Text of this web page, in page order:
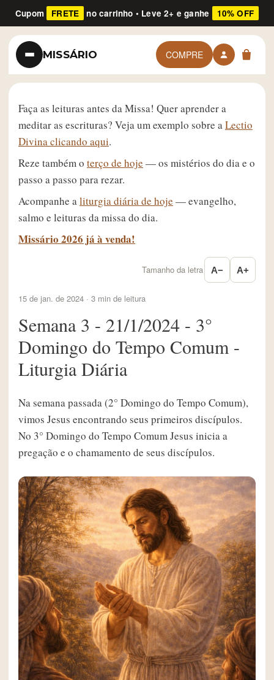
Cupom FRETE no carrinho • Leve 2+ e ganhe 10% OFF
MISSÁRIO COMPRE
Faça as leituras antes da Missa! Quer aprender a
meditar as escrituras? Veja um exemplo sobre aLectio
Divina clicando aqui.
Reze também o terço de hoje — os mistérios do dia e o
passo a passo para rezar.
Acompanhe aliturgia diária de hoje — evangelho,
salmo e leituras da missa do dia.
Missário 2026 já à venda!
Tamanho da letra A− A+
15 de jan. de 2024 · 3 min de leitura
Semana 3 - 21/1/2024 - 3°
Domingo do Tempo Comum -
Liturgia Diária
Na semana passada (2° Domingo do Tempo Comum),
vimos Jesus encontrando seus primeiros discípulos.
No 3° Domingo do Tempo Comum Jesus inicia a
pregação e o chamamento de seus discípulos.